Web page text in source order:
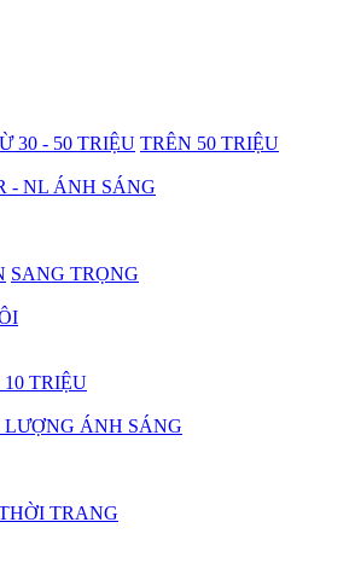
30 - 50 TRIỆU TRÊN 50 TRIỆU
- NL ÁNH SÁNG
SANG TRỌNG
10 TRIỆU
ÁNH SÁNG
TRANG